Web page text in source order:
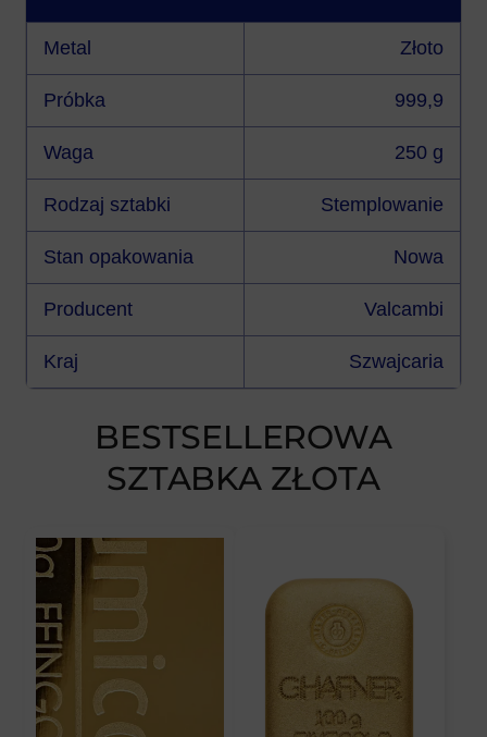
Metal Złoto
Próbka 999,9
Waga 250 g
Rodzaj sztabki Stemplowanie
Stan opakowania Nowa
Producent Valcambi
Kraj Szwajcaria
BESTSELLEROWA
SZTABKA ZŁOTA